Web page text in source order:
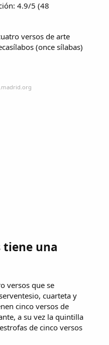
4.9/5 (48
versos de arte
(once sílabas)
tiene una
versos que se
cuarteta y
cinco versos de
a su vez la quintilla
de cinco versos